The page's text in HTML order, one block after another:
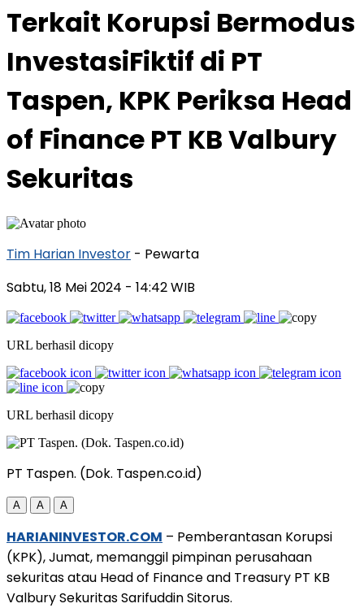
Terkait Korupsi Bermodus
InvestasiFiktif di PT
Taspen, KPK Periksa Head
of Finance PT KB Valbury
Sekuritas
Tim Harian Investor - Pewarta
Sabtu, 18 Mei 2024 - 14:42 WIB
URL berhasil dicopy
URL berhasil dicopy
PT Taspen. (Dok. Taspen.co.id)
A A A
HARIANINVESTOR.COM – Pemberantasan Korupsi
(KPK), Jumat, memanggil pimpinan perusahaan
sekuritas atau Head of Finance and Treasury PT KB
Valbury Sekuritas Sarifuddin Sitorus.